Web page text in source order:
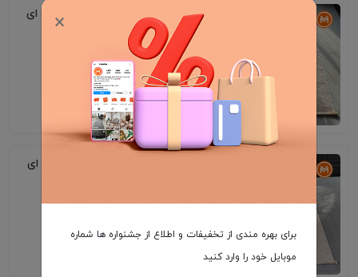
فرش پینترستی کد P09 زمینه نسکافه ای
6٬495٬000
×
برای بهره مندی از تخفیفات و اطلاع از جشنواره ها شماره
موبایل خود را وارد کنید